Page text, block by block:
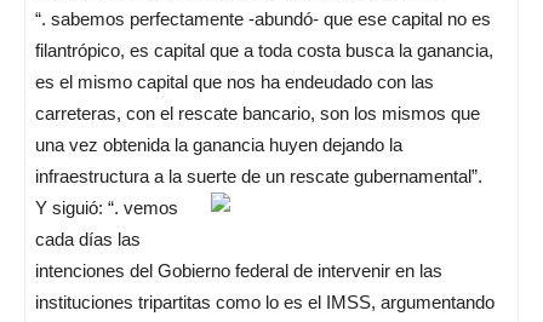
“. sabemos perfectamente -abundó- que ese capital no es
filantrópico, es capital que a toda costa busca la ganancia,
es el mismo capital que nos ha endeudado con las
carreteras, con el rescate bancario, son los mismos que
una vez obtenida la ganancia huyen dejando la
infraestructura a la suerte de un rescate gubernamental”.
Y siguió: “. vemos
cada días las
intenciones del Gobierno federal de intervenir en las
instituciones tripartitas como lo es el IMSS, argumentando